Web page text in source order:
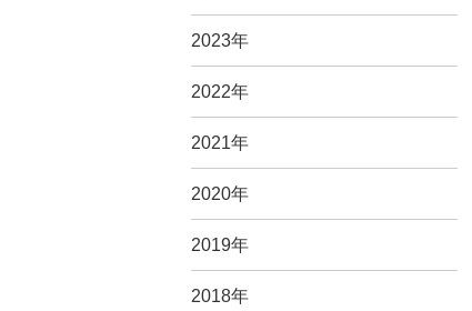
2023年
2022年
2021年
2020年
2019年
2018年